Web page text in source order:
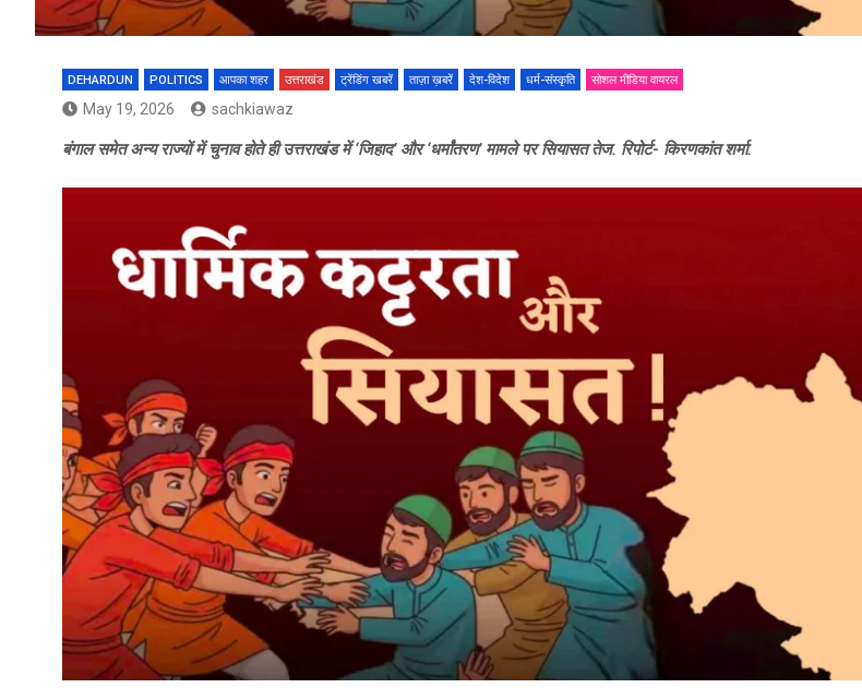
DEHARDUN POLITICS आपका शहर उत्तराखंड ट्रेंडिंग खबरें ताज़ा ख़बरें देश-विदेश धर्म-संस्कृति सोशल मीडिया वायरल
May 19, 2026 sachkiawaz
बंगाल समेत अन्य राज्यों में चुनाव होते ही उत्तराखंड में ‘जिहाद’ और ‘धर्मांतरण’ मामले पर सियासत तेज. रिपोर्ट- किरणकांत शर्मा.